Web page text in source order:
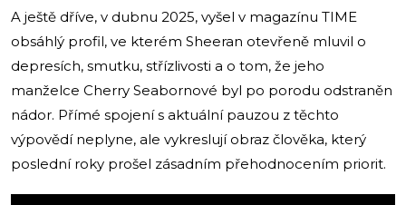
A ještě dříve, v dubnu 2025, vyšel v magazínu TIME
obsáhlý profil, ve kterém Sheeran otevřeně mluvil o
depresích, smutku, střízlivosti a o tom, že jeho
manželce Cherry Seabornové byl po porodu odstraněn
nádor. Přímé spojení s aktuální pauzou z těchto
výpovědí neplyne, ale vykreslují obraz člověka, který
poslední roky prošel zásadním přehodnocením priorit.